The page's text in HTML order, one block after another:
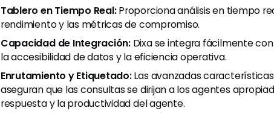
Tablero en Tiempo Real:Proporciona análisis en tiempo
rendimiento y las métricas de compromiso.
Capacidad de Integración:Dixa se integra fácilmente
la accesibilidad de datos y la eficiencia operativa.
Enrutamiento y Etiquetado:Las avanzadas
aseguran que las consultas se dirijan a los agentes
respuesta y la productividad del agente.